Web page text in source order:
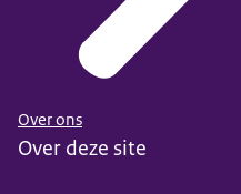
Over ons
Over deze site